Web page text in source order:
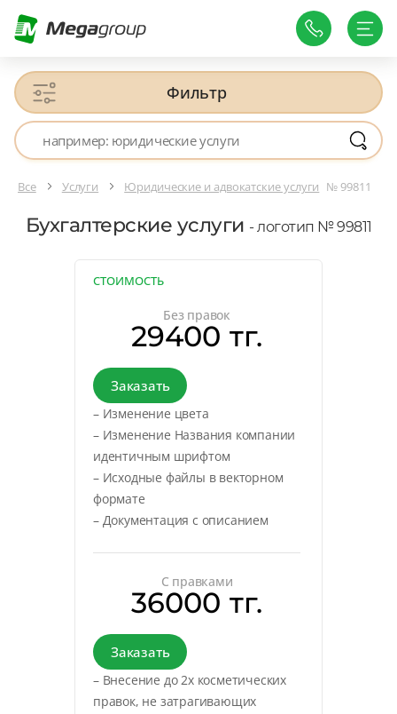
Фильтр
Все Услуги Юридические и адвокатские услуги № 99811
Бухгалтерские услуги - логотип № 99811
СТОИМОСТЬ
Без правок
29400 тг.
Заказать
– Изменение цвета
– Изменение Названия компании
идентичным шрифтом
– Исходные файлы в векторном
формате
– Документация с описанием
С правками
36000 тг.
Заказать
– Внесение до 2х косметических
правок, не затрагивающих